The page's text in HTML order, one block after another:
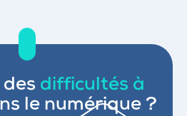
des difficultés à
le numérique ?